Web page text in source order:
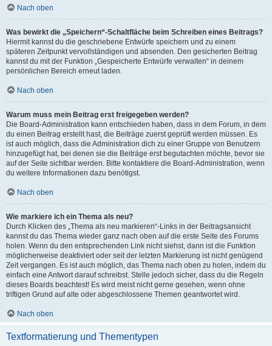
Nach oben
Was bewirkt die „Speichern“-Schaltfläche beim Schreiben eines Beitrags?
Hiermit kannst du die geschriebene Entwürfe speichern und zu einem
späteren Zeitpunkt vervollständigen und absenden. Den gesicherten Beitrag
kannst du mit der Funktion „Gespeicherte Entwürfe verwalten“ in deinem
persönlichen Bereich erneut laden.
Nach oben
Warum muss mein Beitrag erst freigegeben werden?
Die Board-Administration kann entschieden haben, dass in dem Forum, in dem
du einen Beitrag erstellt hast, die Beiträge zuerst geprüft werden müssen. Es
ist auch möglich, dass die Administration dich zu einer Gruppe von Benutzern
hinzugefügt hat, bei denen sie die Beiträge erst begutachten möchte, bevor sie
auf der Seite sichtbar werden. Bitte kontaktiere die Board-Administration, wenn
du weitere Informationen dazu benötigst.
Nach oben
Wie markiere ich ein Thema als neu?
Durch Klicken des „Thema als neu markieren“-Links in der Beitragsansicht
kannst du das Thema wieder ganz nach oben auf die erste Seite des Forums
holen. Wenn du den entsprechenden Link nicht siehst, dann ist die Funktion
möglicherweise deaktiviert oder seit der letzten Markierung ist nicht genügend
Zeit vergangen. Es ist auch möglich, das Thema nach oben zu holen, indem du
einfach eine Antwort darauf schreibst. Stelle jedoch sicher, dass du die Regeln
dieses Boards beachtest! Es wird meist nicht gerne gesehen, wenn ohne
triftigen Grund auf alte oder abgeschlossene Themen geantwortet wird.
Nach oben
Textformatierung und Thementypen